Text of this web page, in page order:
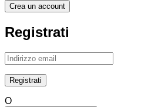
Crea un account
Registrati
O